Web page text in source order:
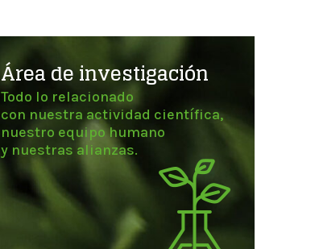
Área de investigación
Todo lo relacionado
con nuestra actividad científica,
nuestro equipo humano
y nuestras alianzas.